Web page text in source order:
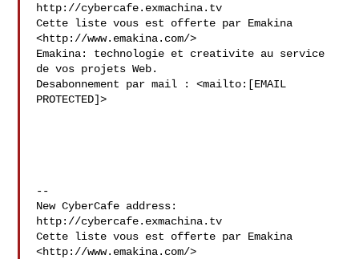
http://cybercafe.exmachina.tv
Cette liste vous est offerte par Emakina
<http://www.emakina.com/>
Emakina: technologie et creativite au service
de vos projets Web.
Desabonnement par mail : <mailto:[EMAIL
PROTECTED]>
--
New CyberCafe address:
http://cybercafe.exmachina.tv
Cette liste vous est offerte par Emakina
<http://www.emakina.com/>